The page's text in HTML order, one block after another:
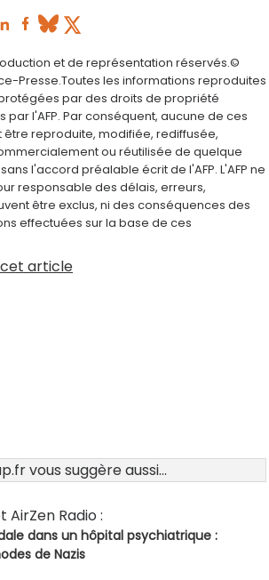
et de représentation réservés.©
Presse.Toutes les informations reproduites
par des droits de propriété
par l'AFP. Par conséquent, aucune de ces
reproduite, modifiée, rediffusée,
ou réutilisée de quelque
l'accord préalable écrit de l'AFP. L'AFP ne
responsable des délais, erreurs,
être exclus, ni des conséquences des
effectuées sur la base de ces
cet article
vous suggère aussi...
AirZen Radio :
dans un hôpital psychiatrique :
de Nazis